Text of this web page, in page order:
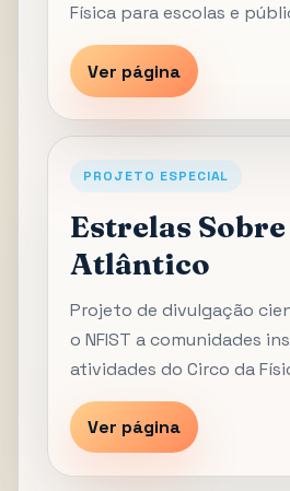
Física para escolas e
Ver página
PROJETO ESPECIAL
Estrelas Sobre
Atlântico
Projeto de divulgação
o NFIST a comunidades
atividades do Circo da
Ver página